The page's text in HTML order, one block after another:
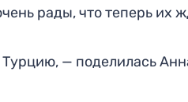
рады, что теперь их
— поделилась